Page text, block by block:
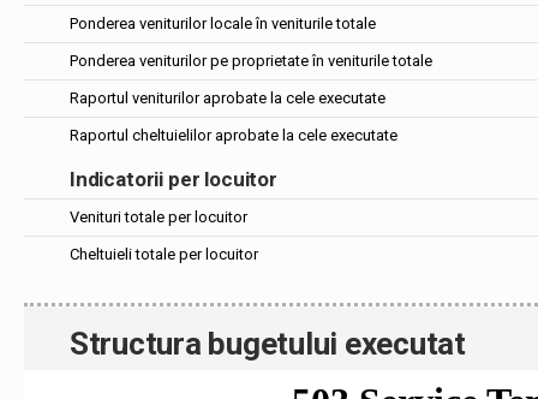
Ponderea veniturilor locale în veniturile totale
Ponderea veniturilor pe proprietate în veniturile totale
Raportul veniturilor aprobate la cele executate
Raportul cheltuielilor aprobate la cele executate
Indicatorii per locuitor
Venituri totale per locuitor
Cheltuieli totale per locuitor
Structura bugetului executat